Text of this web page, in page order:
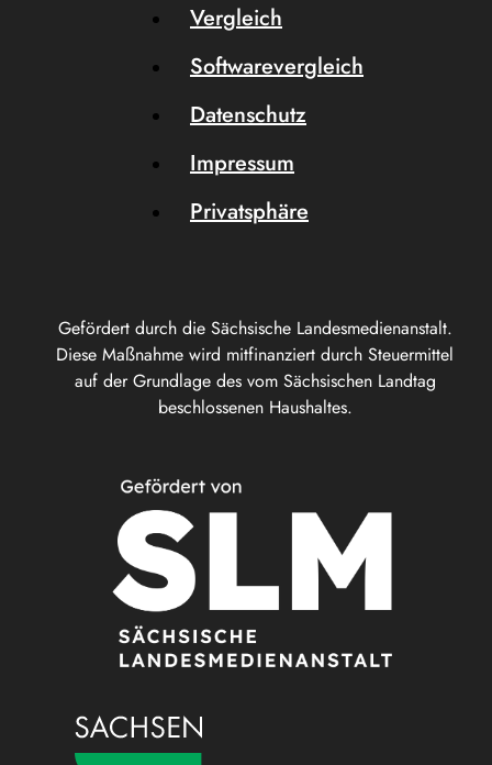
Gefördert durch die Sächsische Landesmedienanstalt.
Diese Maßnahme wird mitfinanziert durch Steuermittel
auf der Grundlage des vom Sächsischen Landtag
beschlossenen Haushaltes.
Vergleich
Softwarevergleich
Datenschutz
Impressum
Privatsphäre